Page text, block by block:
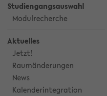
Studiengangsauswahl
Modulrecherche
Aktuelles
Jetzt!
Raumänderungen
News
Kalenderintegration